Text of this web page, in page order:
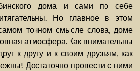
дома и сами по себе
Но главное в этом
точном смысле слова, доме
атмосфера. Как внимательны
к другу и к своим друзьям, как
Достаточно провести с ними